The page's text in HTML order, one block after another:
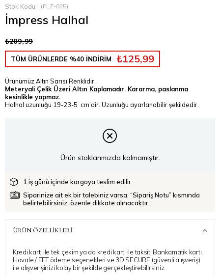
Stok Kodu (FLZ-035)
İmpress Halhal
₺209,99
TÜM ÜRÜNLERDE %40 İNDİRİM ₺125,99
Ürünümüz Altın Sarısı Renklidir.
Meteryali Çelik Üzeri Altın Kaplamadır. Kararma, paslanma
kesinlikle yapmaz.
Halhal uzunluğu 19-23-5 cm’dir. Uzunluğu ayarlanabilir şekildedir.
Ürün stoklarımızda kalmamıştır.
1 iş günü içinde kargoya teslim edilir.
Siparinize ait ek bir talebiniz varsa, “Sipariş Notu” kısmında
belirtebilirsiniz, özenle dikkate alınacaktır.
ÜRÜN ÖZELLIKLERI
Kredi kartı ile tek çekim ya da kredi kartı ile taksit, Bankamatik kartı,
Havale / EFT ödeme seçenekleri ve 3D SECURE (güvenli alışveriş)
ile alışverişinizi kolay bir şekilde gerçekleştirebilirsiniz.